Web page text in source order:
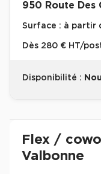
950 Route Des
Surface : à partir
Dès 280 € HT/
Disponibilité :
Revenir à l'accueil -
Flex /
Valbonne